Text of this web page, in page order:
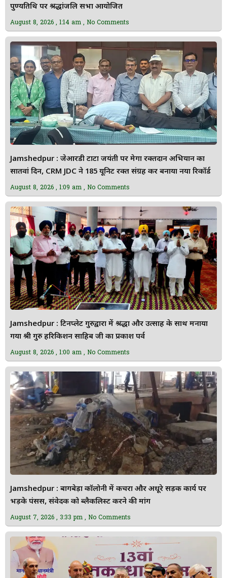
पुण्यतिथि पर श्रद्धांजलि सभा आयोजित
August 8, 2026 1:14 am No Comments
Jamshedpur : जेआरडी टाटा जयंती पर मेगा रक्तदान अभियान का
सातवां दिन, CRM JDC ने 185 यूनिट रक्त संग्रह कर बनाया नया रिकॉर्ड
August 8, 2026 1:09 am No Comments
Jamshedpur : टिनप्लेट गुरुद्वारा में श्रद्धा और उत्साह के साथ मनाया
गया श्री गुरु हरिकिशन साहिब जी का प्रकाश पर्व
August 8, 2026 1:00 am No Comments
Jamshedpur : बागबेड़ा कॉलोनी में कचरा और अधूरे सड़क कार्य पर
भड़के पंसस, संवेदक को ब्लैकलिस्ट करने की मांग
August 7, 2026 3:33 pm No Comments